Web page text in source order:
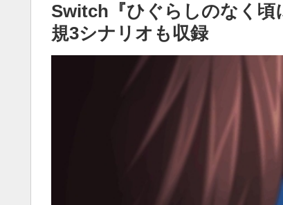
Switch『ひぐらしのなく頃
規3シナリオも収録